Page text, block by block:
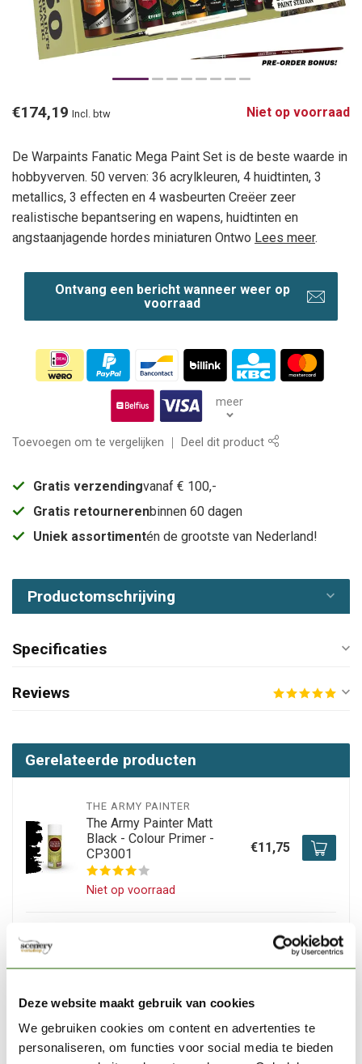
Deze website maakt gebruik van cookies
We gebruiken cookies om content en advertenties te
personaliseren, om functies voor social media te bieden
€174,19 Incl. btw Niet op voorraad
De Warpaints Fanatic Mega Paint Set is de beste waarde in
hobbyverven. 50 verven: 36 acrylkleuren, 4 huidtinten, 3
metallics, 3 effecten en 4 wasbeurten Creëer zeer
realistische bepantsering en wapens, huidtinten en
angstaanjagende hordes miniaturen Ontwo Lees meer.
Ontvang een bericht wanneer weer op
voorraad
meer
Toevoegen om te vergelijken Deel dit product
Gratis verzendingvanaf € 100,-
Gratis retournerenbinnen 60 dagen
Uniek assortimentén de grootste van Nederland!
Productomschrijving
Specificaties
Reviews
Gerelateerde producten
THE ARMY PAINTER
The Army Painter Matt
Black - Colour Primer -
CP3001
Niet op voorraad
€11,75
Warpaints Fanatic Metallics
kleuren - 18ml - WP8069
Niet op voorraad